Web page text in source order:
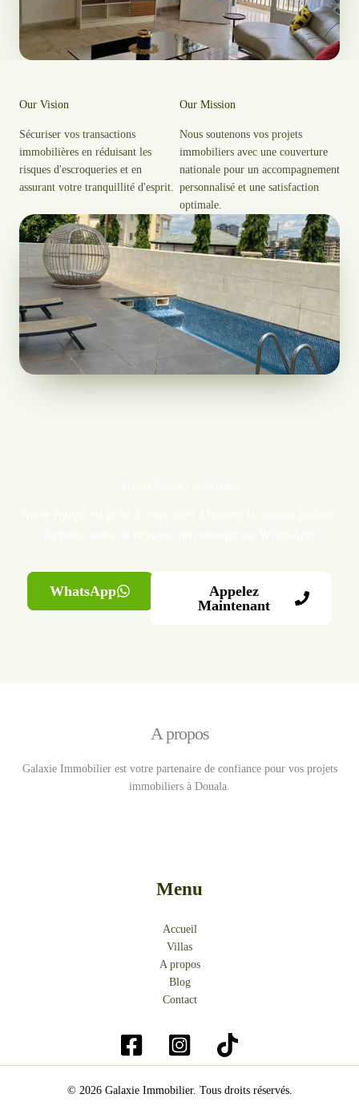
Our Vision​
Sécuriser vos transactions
immobilières en réduisant les
risques d'escroqueries et en
assurant votre tranquillité d'esprit.
Our Mission
Nous soutenons vos projets
immobiliers avec une couverture
nationale pour un accompagnement
personnalisé et une satisfaction
optimale.
WhatsApp
Appelez
Maintenant
A propos
Galaxie Immobilier est votre partenaire de confiance pour vos projets
immobiliers à Douala.
Menu
Accueil
Villas
A propos
Blog
Contact
© 2026 Galaxie Immobilier. Tous droits réservés.